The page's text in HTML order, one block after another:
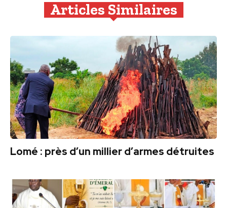
Articles Similaires
Lomé : près d’un millier d’armes détruites